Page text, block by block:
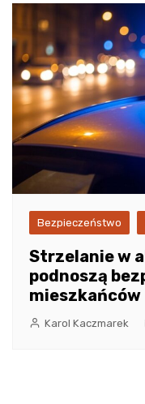
Bezpieczeństwo
Strzelanie w
podnoszą
mieszkańców
Karol Kaczmarek